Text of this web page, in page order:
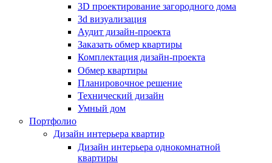
3D проектирование загородного дома
3d визуализация
Аудит дизайн-проекта
Заказать обмер квартиры
Комплектация дизайн-проекта
Обмер квартиры
Планировочное решение
Технический дизайн
Умный дом
Портфолио
Дизайн интерьера квартир
Дизайн интерьера однокомнатной
квартиры